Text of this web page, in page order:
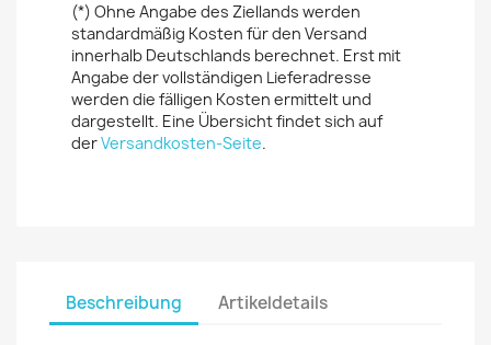
(*) Ohne Angabe des Ziellands werden
standardmäßig Kosten für den Versand
innerhalb Deutschlands berechnet. Erst mit
Angabe der vollständigen Lieferadresse
werden die fälligen Kosten ermittelt und
dargestellt. Eine Übersicht findet sich auf
derVersandkosten-Seite.
Beschreibung Artikeldetails